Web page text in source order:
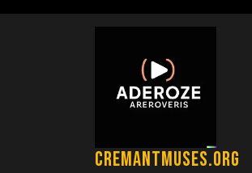
cremantmuses.org